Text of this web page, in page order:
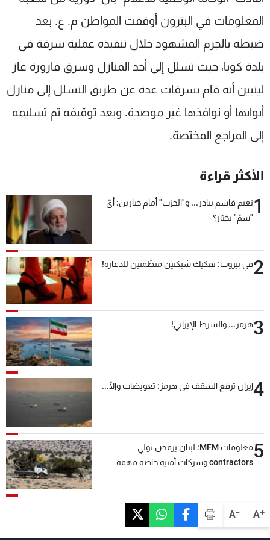
A+
A-
المعلومات في البترون أوقفت المواطن م. ع. بعد
ضبطه بالجرم المشهود خلال تنفيذه عملية سرقة في
بلدة كوبا، حيث تسلل إلى أحد المنازل وسرق قارورة غاز
ليتبين أنه قام بسرقات عدة عن طريق التسلل إلى منازل
أبوابها أو نوافذها غير موصدة. وبعد توقيفه تم تسليمه
إلى المراجع المختصة.
الأكثر قراءة
1نعيم قاسم يبادر... و"الحزب" أمام خيارين: أيّ
"سمّ" يختار؟
2في بيروت: تفكيك شبكتين منظّمتين للدعارة!
3هرمز... والشرط الإيراني!
4إيران ترفع السقف في هرمز: تعويضات وإلّا...
5
معلومات MFM: لبنان يرفض تولي
contractors وشركات أمنية خاصة مهمة
شاهد البرامج
الترددات
عن MTV
لاعلاناتكم
وظائف
شروط الإسـتخدام
سياسة الخصوصية